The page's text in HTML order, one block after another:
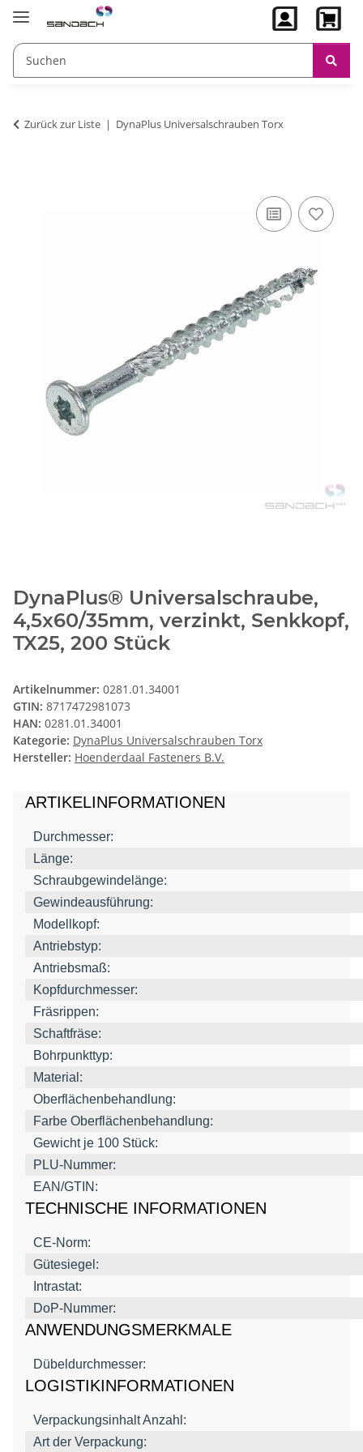
Zurück zur Liste DynaPlus Universalschrauben Torx
DynaPlus® Universalschraube,
4,5x60/35mm, verzinkt, Senkkopf,
TX25, 200 Stück
Artikelnummer: 0281.01.34001
GTIN: 8717472981073
HAN: 0281.01.34001
Kategorie: DynaPlus Universalschrauben Torx
Hersteller: Hoenderdaal Fasteners B.V.
ARTIKELINFORMATIONEN
Durchmesser:
Länge:
Schraubgewindelänge:
Gewindeausführung:
Modellkopf:
Antriebstyp:
Antriebsmaß:
Kopfdurchmesser:
Fräsrippen:
Schaftfräse:
Bohrpunkttyp:
Material:
Oberflächenbehandlung:
Farbe Oberflächenbehandlung:
Gewicht je 100 Stück:
PLU-Nummer:
EAN/GTIN:
TECHNISCHE INFORMATIONEN
CE-Norm:
Gütesiegel:
Intrastat:
DoP-Nummer:
ANWENDUNGSMERKMALE
Dübeldurchmesser:
LOGISTIKINFORMATIONEN
Verpackungsinhalt Anzahl:
Art der Verpackung: